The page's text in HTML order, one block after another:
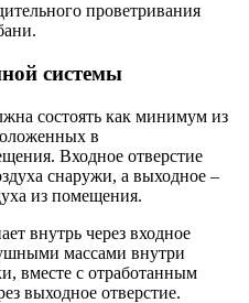
проветривания
системы
состоять как минимум из
в
Входное отверстие
снаружи, а выходное –
из помещения.
внутрь через входное
массами внутри
вместе с отработанным
выходное отверстие.